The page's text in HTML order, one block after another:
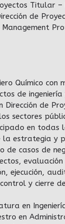
Titular
de
Químico con
de ingeniería
Dirección de
sectores
en todas
la estrategia y
de casos de
evaluación
ejecución,
y cierre
en
en